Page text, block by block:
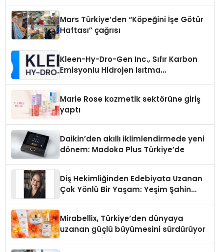
Mars Türkiye’den “Köpeğini İşe Götür
Haftası” çağrısı
Kleen-Hy-Dro-Gen Inc., Sıfır Karbon
Emisyonlu Hidrojen Isıtma
Marie Rose kozmetik sektörüne giriş
yaptı
Daikin’den akıllı iklimlendirmede yeni
dönem: Madoka Plus Türkiye’de
Diş Hekimliğinden Edebiyata Uzanan
Çok Yönlü Bir Yaşam: Yeşim Şahin
Mirabellix, Türkiye’den dünyaya
uzanan güçlü büyümesini sürdürüyor